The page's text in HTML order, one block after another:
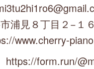
浦見８丁目２−１６
www.cherry-
form.run/